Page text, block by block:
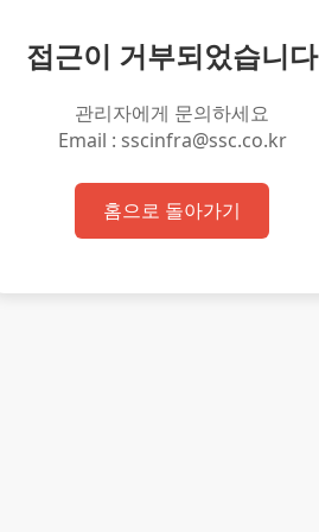
접근이 거부되었습니다
관리자에게 문의하세요
Email : sscinfra@ssc.co.kr
홈으로 돌아가기